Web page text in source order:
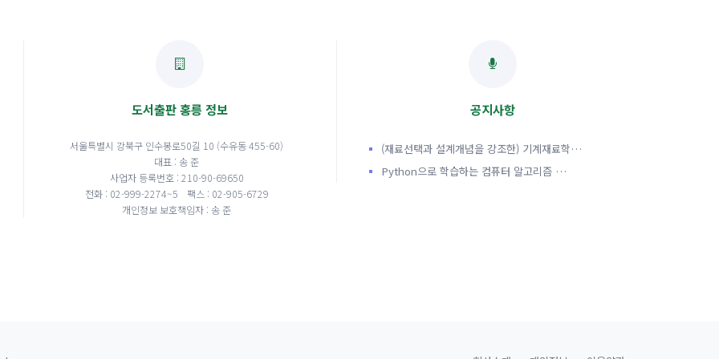
도서출판 홍릉 정보
서울특별시 강북구 인수봉로50길 10 (수유동 455-60)
대표 : 송 준
사업자 등록번호 : 210-90-69650
전화 : 02-999-2274~5
팩스 : 02-905-6729
개인정보 보호책임자 : 송 준
공지사항
(재료선택과 설계개념을 강조한) 기계재료학…
Python으로 학습하는 컴퓨터 알고리즘 …